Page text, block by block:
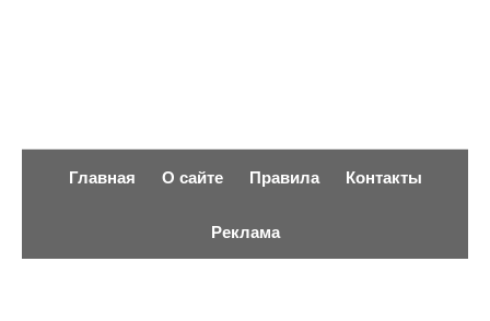
Главная О сайте Правила Контакты
Реклама